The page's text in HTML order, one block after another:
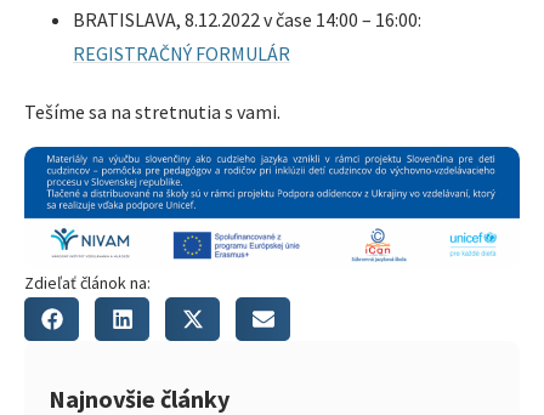
BRATISLAVA, 8.12.2022 v čase 14:00 – 16:00:
REGISTRAČNÝ FORMULÁR
Tešíme sa na stretnutia s vami.
Zdieľať článok na:
Najnovšie články